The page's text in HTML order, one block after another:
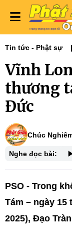
Tin tức - Phật sự
Vĩnh
thương
Đức
Chúc
Nghe đọc bài:
PSO - Trong
Tám – ngày
2025), Đạo